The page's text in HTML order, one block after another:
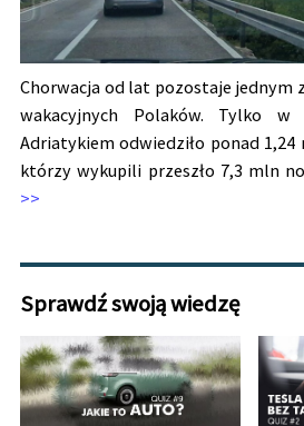
Chorwacja od lat pozostaje jednym
wakacyjnych Polaków. Tylko
Adriatykiem odwiedziło ponad
którzy wykupili przeszło 7,3 mln
>>
Sprawdź swoją wiedzę